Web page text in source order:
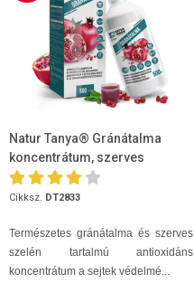
Natur Tanya® Gránátalma
koncentrátum, szerves
szelénnel 500ml
Cikksz. DT2833
Természetes gránátalma és szerves
szelén tartalmú antioxidáns
koncentrátum a sejtek védelmé...